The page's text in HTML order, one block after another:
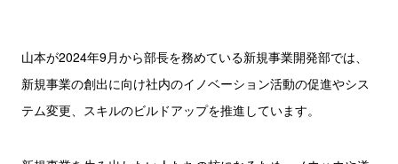
山本が2024年9月から部長を務めている新規事業開発部では、
新規事業の創出に向け社内のイノベーション活動の促進やシス
テム変更、スキルのビルドアップを推進しています。